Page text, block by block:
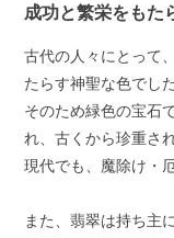
成功と繁栄をもた
古代の人々にとって
たらす神聖な色でした
そのため緑色の宝石
れ、古くから珍重さ
現代でも、魔除け・
また、翡翠は持ち主